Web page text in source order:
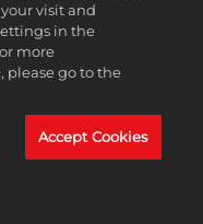
visit and
in the
more
please go to the
Accept Cookies